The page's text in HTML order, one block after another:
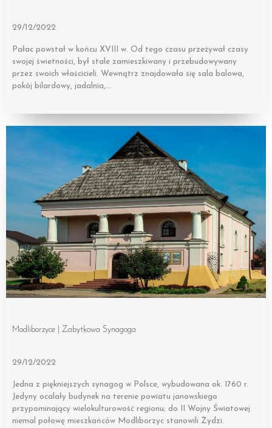
29/12/2022
Pałac powstał w końcu XVIII w. Od tego czasu przeżywał czasy
swojej świetności, był stale zamieszkiwany i przebudowywany
przez swoich właścicieli. Wewnątrz znajdowała się sala balowa,
pokój bilardowy, jadalnia,…
Modliborzyce | Zabytkowa Synagoga
29/12/2022
Jedna z piękniejszych synagog w Polsce, wybudowana ok. 1760 r.
Jedyny ocalały budynek na terenie powiatu janowskiego
przypominający wielokulturowość regionu; do II Wojny Światowej
niemal połowę mieszkańców Modliborzyc stanowili Żydzi.